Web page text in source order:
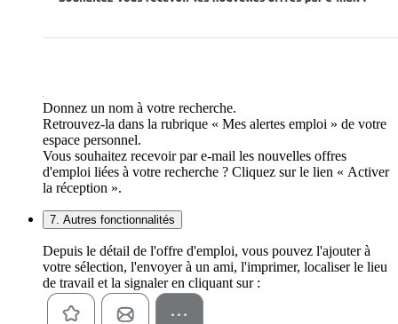
Donnez un nom à votre recherche.
Retrouvez-la dans la rubrique « Mes alertes emploi » de votre
espace personnel.
Vous souhaitez recevoir par e-mail les nouvelles offres
d'emploi liées à votre recherche ? Cliquez sur le lien « Activer
la réception ».
7. Autres fonctionnalités
Depuis le détail de l'offre d'emploi, vous pouvez l'ajouter à
votre sélection, l'envoyer à un ami, l'imprimer, localiser le lieu
de travail et la signaler en cliquant sur :